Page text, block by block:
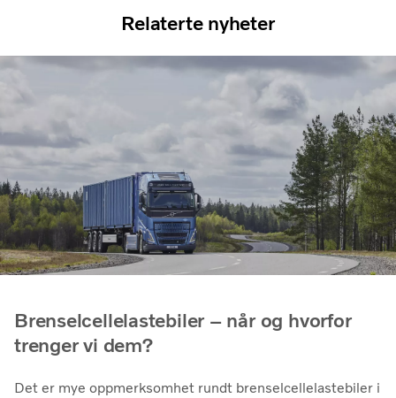
Relaterte nyheter
Brenselcellelastebiler – når og hvorfor
trenger vi dem?
Det er mye oppmerksomhet rundt brenselcellelastebiler i